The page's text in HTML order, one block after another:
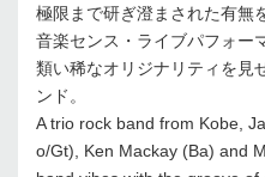
極限まで研ぎ澄まされた有無
音楽センス・ライブパフォー
類い稀なオリジナリティを見
ンド。
A trio rock band from Kobe,
o/Gt), Ken Mackay (Ba) and